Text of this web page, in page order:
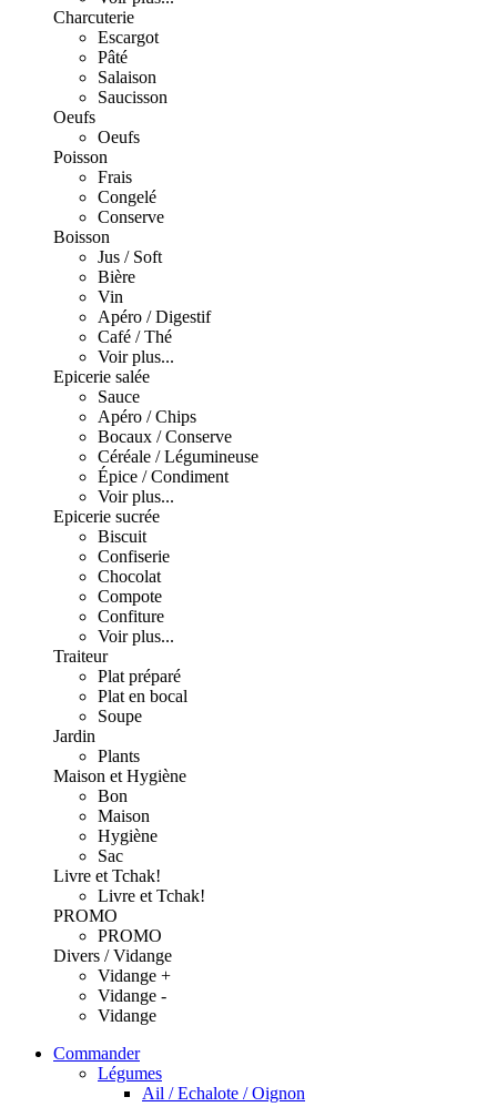
Charcuterie
Escargot
Pâté
Salaison
Saucisson
Oeufs
Oeufs
Poisson
Frais
Congelé
Conserve
Boisson
Jus / Soft
Bière
Vin
Apéro / Digestif
Café / Thé
Voir plus...
Epicerie salée
Sauce
Apéro / Chips
Bocaux / Conserve
Céréale / Légumineuse
Épice / Condiment
Voir plus...
Epicerie sucrée
Biscuit
Confiserie
Chocolat
Compote
Confiture
Voir plus...
Traiteur
Plat préparé
Plat en bocal
Soupe
Jardin
Plants
Maison et Hygiène
Bon
Maison
Hygiène
Sac
Livre et Tchak!
Livre et Tchak!
PROMO
PROMO
Divers / Vidange
Vidange +
Vidange -
Vidange
Commander
Légumes
Ail / Echalote / Oignon